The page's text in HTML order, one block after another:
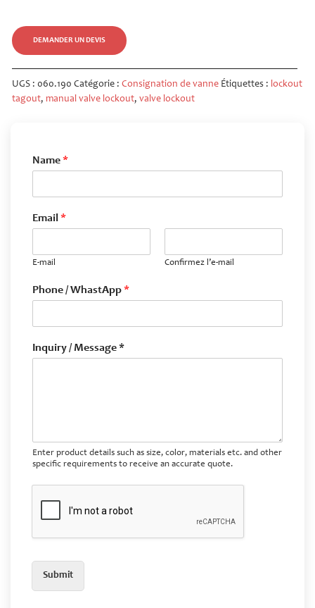
DEMANDER UN DEVIS
UGS : 060.190 Catégorie : Consignation de vanne Étiquettes : lockout
tagout, manual valve lockout, valve lockout
Name*
Email *
E-mail Confirmez l’e-mail
Phone / WhastApp*
Inquiry / Message *
Enter product details such as size, color, materials etc. and other
specific requirements to receive an accurate quote.
Submit